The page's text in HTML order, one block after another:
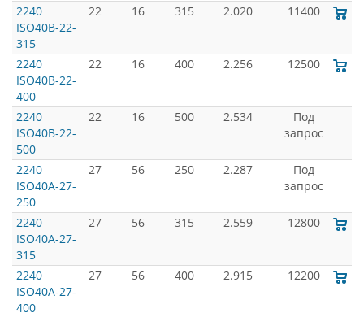
2240
ISO40B-22-
315
22 16 315 2.020 11400
2240
ISO40B-22-
400
22 16 400 2.256 12500
2240
ISO40B-22-
500
22 16 500 2.534
Под
запрос
2240
ISO40A-27-
250
27 56 250 2.287
Под
запрос
2240
ISO40A-27-
315
27 56 315 2.559 12800
2240
ISO40A-27-
400
27 56 400 2.915 12200